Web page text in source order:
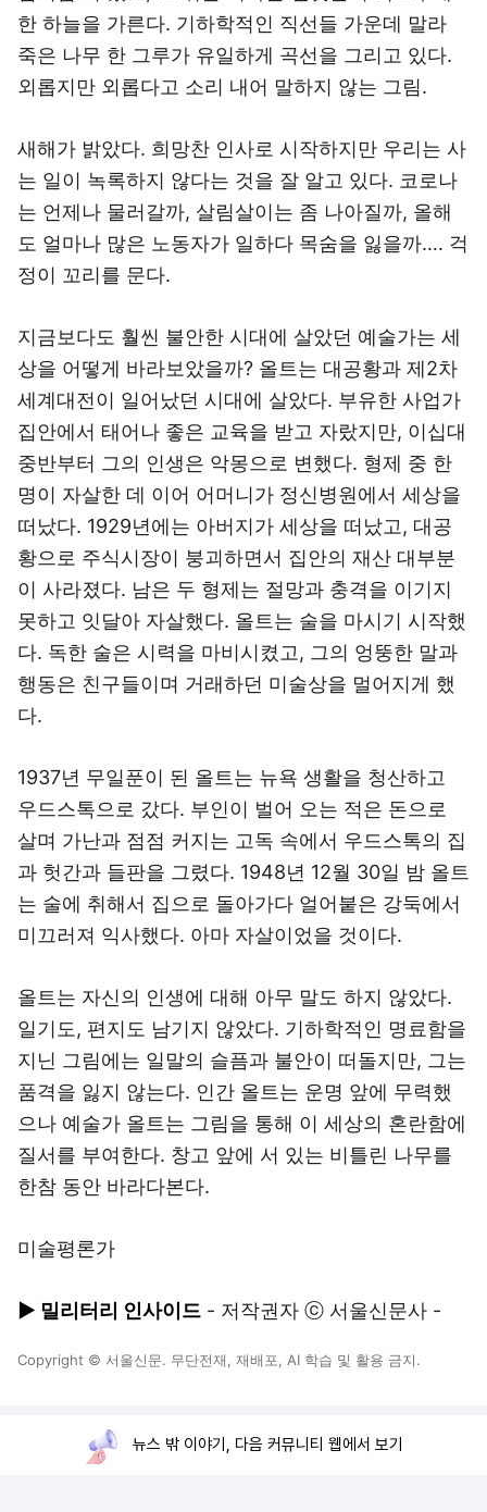
한 하늘을 가른다. 기하학적인 직선들 가운데 말라
죽은 나무 한 그루가 유일하게 곡선을 그리고 있다.
외롭지만 외롭다고 소리 내어 말하지 않는 그림.
새해가 밝았다. 희망찬 인사로 시작하지만 우리는 사
는 일이 녹록하지 않다는 것을 잘 알고 있다. 코로나
는 언제나 물러갈까, 살림살이는 좀 나아질까, 올해
도 얼마나 많은 노동자가 일하다 목숨을 잃을까…. 걱
정이 꼬리를 문다.
지금보다도 훨씬 불안한 시대에 살았던 예술가는 세
상을 어떻게 바라보았을까? 올트는 대공황과 제2차
세계대전이 일어났던 시대에 살았다. 부유한 사업가
집안에서 태어나 좋은 교육을 받고 자랐지만, 이십대
중반부터 그의 인생은 악몽으로 변했다. 형제 중 한
명이 자살한 데 이어 어머니가 정신병원에서 세상을
떠났다. 1929년에는 아버지가 세상을 떠났고, 대공
황으로 주식시장이 붕괴하면서 집안의 재산 대부분
이 사라졌다. 남은 두 형제는 절망과 충격을 이기지
못하고 잇달아 자살했다. 올트는 술을 마시기 시작했
다. 독한 술은 시력을 마비시켰고, 그의 엉뚱한 말과
행동은 친구들이며 거래하던 미술상을 멀어지게 했
다.
1937년 무일푼이 된 올트는 뉴욕 생활을 청산하고
우드스톡으로 갔다. 부인이 벌어 오는 적은 돈으로
살며 가난과 점점 커지는 고독 속에서 우드스톡의 집
과 헛간과 들판을 그렸다. 1948년 12월 30일 밤 올트
는 술에 취해서 집으로 돌아가다 얼어붙은 강둑에서
미끄러져 익사했다. 아마 자살이었을 것이다.
올트는 자신의 인생에 대해 아무 말도 하지 않았다.
일기도, 편지도 남기지 않았다. 기하학적인 명료함을
지닌 그림에는 일말의 슬픔과 불안이 떠돌지만, 그는
품격을 잃지 않는다. 인간 올트는 운명 앞에 무력했
으나 예술가 올트는 그림을 통해 이 세상의 혼란함에
질서를 부여한다. 창고 앞에 서 있는 비틀린 나무를
한참 동안 바라다본다.
미술평론가
▶ 밀리터리 인사이드 - 저작권자 ⓒ 서울신문사 -
Copyright © 서울신문. 무단전재, 재배포, AI 학습 및 활용 금지.
뉴스 밖 이야기, 다음 커뮤니티 웹에서 보기